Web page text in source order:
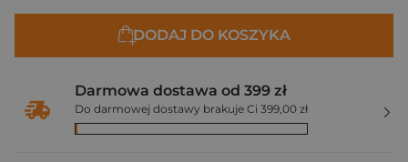
DODAJ DO KOSZYKA
Darmowa dostawa od 399 zł
Do darmowej dostawy brakuje Ci 399,00 zł